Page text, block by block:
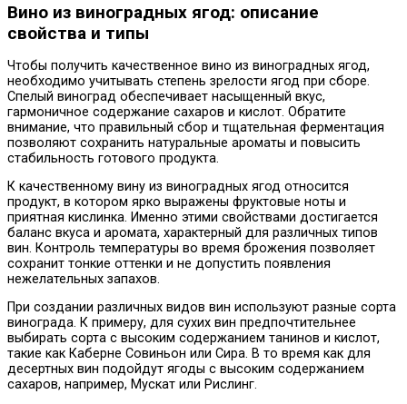
Вино из виноградных ягод: описание
свойства и типы
Чтобы получить качественное вино из виноградных ягод,
необходимо учитывать степень зрелости ягод при сборе.
Спелый виноград обеспечивает насыщенный вкус,
гармоничное содержание сахаров и кислот. Обратите
внимание, что правильный сбор и тщательная ферментация
позволяют сохранить натуральные ароматы и повысить
стабильность готового продукта.
К качественному вину из виноградных ягод относится
продукт, в котором ярко выражены фруктовые ноты и
приятная кислинка. Именно этими свойствами достигается
баланс вкуса и аромата, характерный для различных типов
вин. Контроль температуры во время брожения позволяет
сохранит тонкие оттенки и не допустить появления
нежелательных запахов.
При создании различных видов вин используют разные сорта
винограда. К примеру, для сухих вин предпочтительнее
выбирать сорта с высоким содержанием танинов и кислот,
такие как Каберне Совиньон или Сира. В то время как для
десертных вин подойдут ягоды с высоким содержанием
сахаров, например, Мускат или Рислинг.